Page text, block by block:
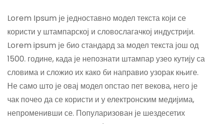
Lorem Ipsum је једноставно модел текста који се
користи у штампарској и словослагачкој индустрији.
Lorem ipsum је био стандард за модел текста још од
1500. године, када је непознати штампар узео кутију са
словима и сложио их како би направио узорак књиге.
Не само што је овај модел опстао пет векова, него је
чак почео да се користи и у електронским медијима,
непроменивши се. Популаризован је шездесетих